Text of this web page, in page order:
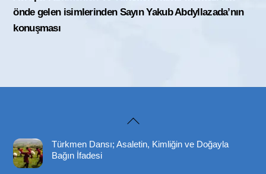
önde gelen isimlerinden Sayın Yakub Abdyllazada’nın
konuşması
Back
Türkmen Dansı; Asaletin, Kimliğin ve Doğayla
Bağın İfadesi